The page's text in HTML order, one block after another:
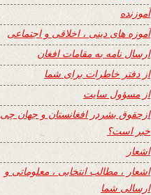
آموزنده
آموزه های دینی ، اخلاقی و اجتماعی
ارسال نامه به مقامات افغان
از دفتر خاطرات برای شما
از مسؤول سایت
ازحقوق بشردر افغانستان و جهان چی
خبر است؟
اشعار
اشعار ، مطالب انتخابی ، معلوماتی و
ارسالی شما